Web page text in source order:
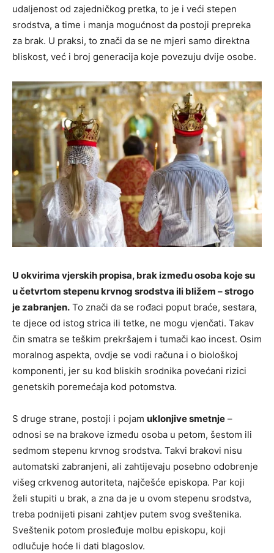
udaljenost od zajedničkog pretka, to je i veći stepen
srodstva, a time i manja mogućnost da postoji prepreka
za brak. U praksi, to znači da se ne mjeri samo direktna
bliskost, već i broj generacija koje povezuju dvije osobe.
U okvirima vjerskih propisa, brak između osoba koje su
u četvrtom stepenu krvnog srodstva ili bližem – strogo
je zabranjen. To znači da se rođaci poput braće, sestara,
te djece od istog strica ili tetke, ne mogu vjenčati. Takav
čin smatra se teškim prekršajem i tumači kao incest. Osim
moralnog aspekta, ovdje se vodi računa i o biološkoj
komponenti, jer su kod bliskih srodnika povećani rizici
genetskih poremećaja kod potomstva.
S druge strane, postoji i pojam uklonjive smetnje –
odnosi se na brakove između osoba u petom, šestom ili
sedmom stepenu krvnog srodstva. Takvi brakovi nisu
automatski zabranjeni, ali zahtijevaju posebno odobrenje
višeg crkvenog autoriteta, najčešće episkopa. Par koji
želi stupiti u brak, a zna da je u ovom stepenu srodstva,
treba podnijeti pisani zahtjev putem svog sveštenika.
Sveštenik potom prosleđuje molbu episkopu, koji
odlučuje hoće li dati blagoslov.